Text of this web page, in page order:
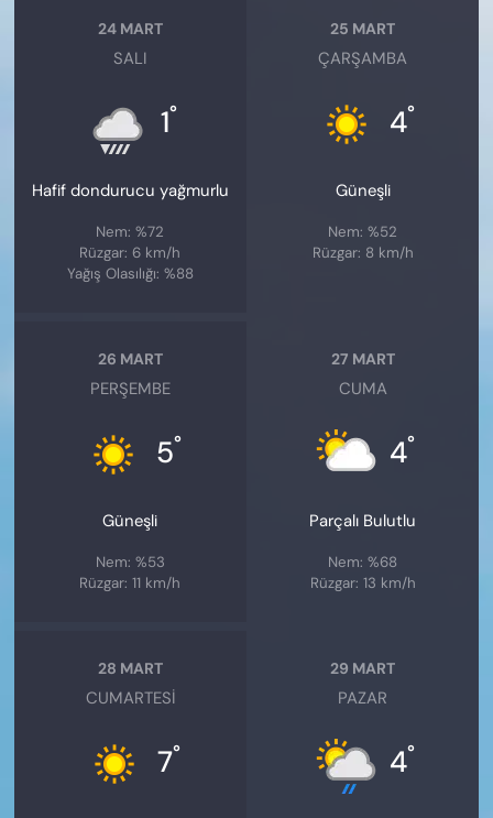
24 MART
SALI
1°
Hafif dondurucu yağmurlu
Nem: %72
Rüzgar: 6 km/h
Yağış Olasılığı: %88
25 MART
ÇARŞAMBA
4°
Güneşli
Nem: %52
Rüzgar: 8 km/h
26 MART
PERŞEMBE
5°
Güneşli
Nem: %53
Rüzgar: 11 km/h
27 MART
CUMA
4°
Parçalı Bulutlu
Nem: %68
Rüzgar: 13 km/h
28 MART
CUMARTESI
7°
29 MART
PAZAR
4°